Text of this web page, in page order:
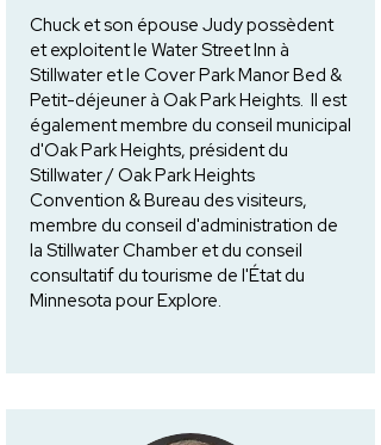
Chuck et son épouse Judy possèdent
et exploitent le Water Street Inn à
Stillwater et le Cover Park Manor Bed &
Petit-déjeuner à Oak Park Heights. Il est
également membre du conseil municipal
d'Oak Park Heights, président du
Stillwater / Oak Park Heights
Convention & Bureau des visiteurs,
membre du conseil d'administration de
la Stillwater Chamber et du conseil
consultatif du tourisme de l'État du
Minnesota pour Explore.